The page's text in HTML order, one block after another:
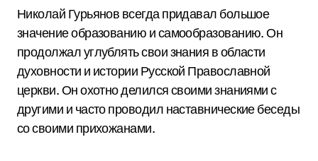
Николай Гурьянов всегда придавал большое
значение образованию и самообразованию. Он
продолжал углублять свои знания в области
духовности и истории Русской Православной
церкви. Он охотно делился своими знаниями с
другими и часто проводил наставнические беседы
со своими прихожанами.